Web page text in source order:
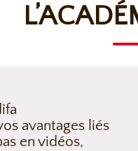
avantages liés
en vidéos,